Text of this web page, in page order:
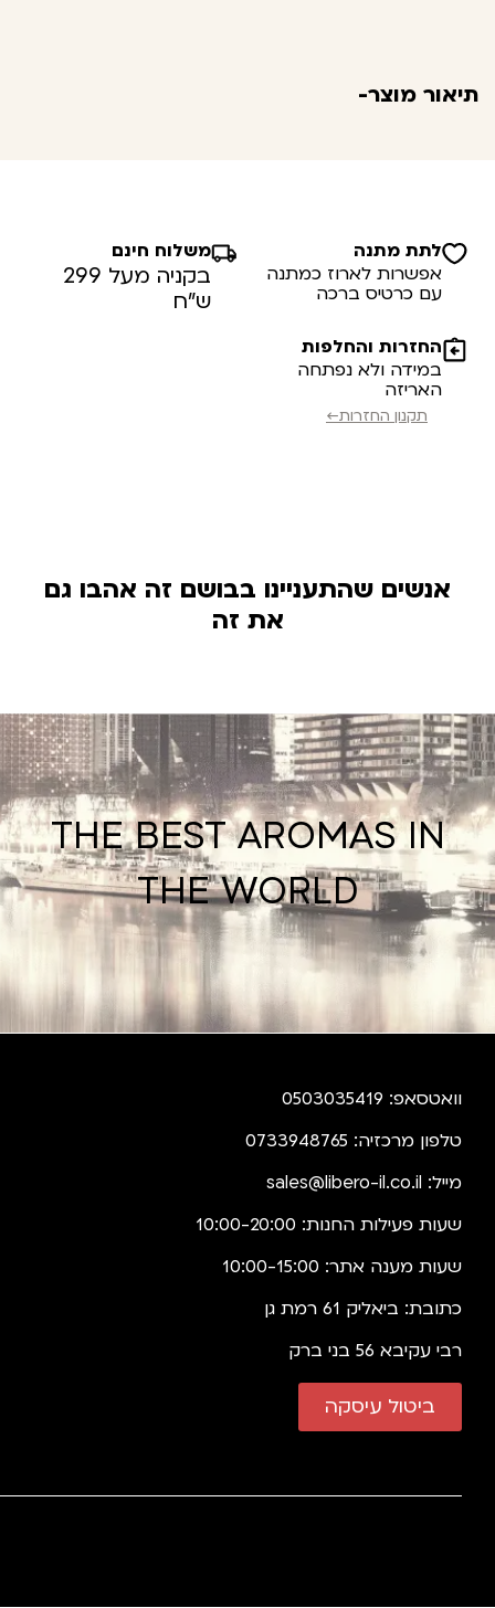
תיאור מוצר-
לתת מתנה
אפשרות לארוז כמתנה
עם כרטיס ברכה
משלוח חינם
בקניה מעל 299
ש”ח
החזרות והחלפות
במידה ולא נפתחה
האריזה
תקנון החזרות←
אנשים שהתעניינו בבושם זה אהבו גם
את זה
THE BEST AROMAS IN
THE WORLD
וואטסאפ: 0503035419
טלפון מרכזיה: 0733948765
מייל: sales@libero-il.co.il
שעות פעילות החנות: 10:00-20:00
שעות מענה אתר: 10:00-15:00
כתובת: ביאליק 61 רמת גן
רבי עקיבא 56 בני ברק
ביטול עיסקה